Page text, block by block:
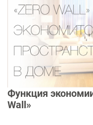
Функция
Wall»